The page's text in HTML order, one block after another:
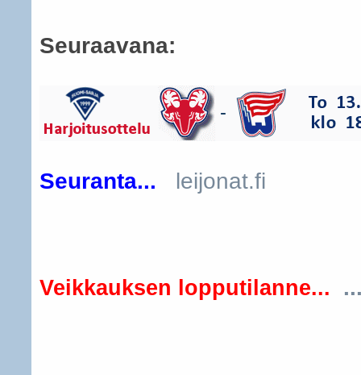
Seuraavana:
Seuranta... leijonat.fi
Veikkauksen lopputilanne...